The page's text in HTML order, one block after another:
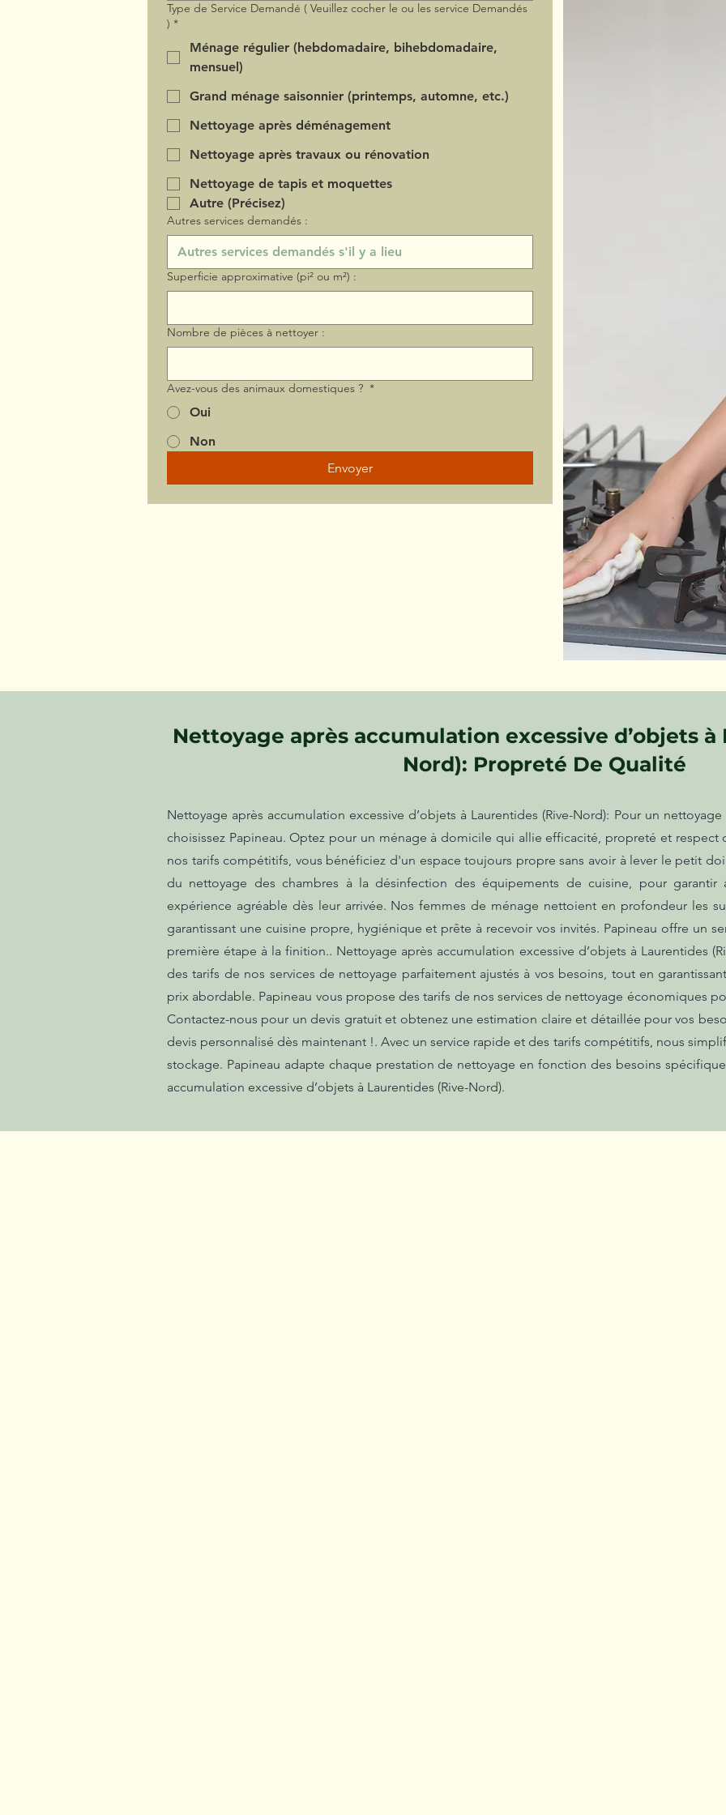
Type de Service Demandé ( Veuillez cocher le ou les service Demandés
) *
Ménage régulier (hebdomadaire, bihebdomadaire,
mensuel)
Grand ménage saisonnier (printemps, automne, etc.)
Nettoyage après déménagement
Nettoyage après travaux ou rénovation
Nettoyage de tapis et moquettes
Autre (Précisez)
Autres services demandés :
Superficie approximative (pi² ou m²) :
Nombre de pièces à nettoyer :
Avez-vous des animaux domestiques ? *
Oui
Non
Envoyer
Nettoyage après accumulation excessive d’objets à
Nord): Propreté De Qualité
Nettoyage après accumulation excessive d’objets à Laurentides (Rive-Nord): Pour un
choisissez Papineau. Optez pour un ménage à domicile qui allie efficacité, propreté et respect
nos tarifs compétitifs, vous bénéficiez d'un espace toujours propre sans avoir à lever le petit
du nettoyage des chambres à la désinfection des équipements de cuisine, pour garantir
expérience agréable dès leur arrivée. Nos femmes de ménage nettoient en profondeur les
garantissant une cuisine propre, hygiénique et prête à recevoir vos invités. Papineau offre un
première étape à la finition.. Nettoyage après accumulation excessive d’objets à Laurentides
des tarifs de nos services de nettoyage parfaitement ajustés à vos besoins, tout en
prix abordable. Papineau vous propose des tarifs de nos services de nettoyage économiques
Contactez-nous pour un devis gratuit et obtenez une estimation claire et détaillée pour vos
devis personnalisé dès maintenant !. Avec un service rapide et des tarifs compétitifs, nous
stockage. Papineau adapte chaque prestation de nettoyage en fonction des besoins
accumulation excessive d’objets à Laurentides (Rive-Nord).